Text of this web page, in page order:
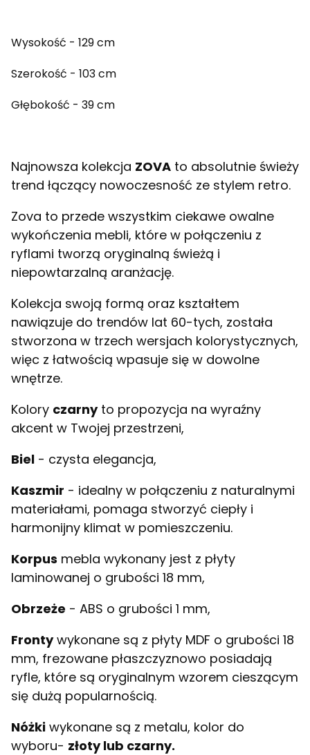
Wysokość - 129 cm
Szerokość - 103 cm
Głębokość - 39 cm
Najnowsza kolekcja ZOVA to absolutnie świeży
trend łączący nowoczesność ze stylem retro.
Zova to przede wszystkim ciekawe owalne
wykończenia mebli, które w połączeniu z
ryflami tworzą oryginalną świeżą i
niepowtarzalną aranżację.
Kolekcja swoją formą oraz kształtem
nawiązuje do trendów lat 60-tych, została
stworzona w trzech wersjach kolorystycznych,
więc z łatwością wpasuje się w dowolne
wnętrze.
Kolory czarnyto propozycja na wyraźny
akcent w Twojej przestrzeni,
Biel - czysta elegancja,
Kaszmir - idealny w połączeniu z naturalnymi
materiałami, pomaga stworzyć ciepły i
harmonijny klimat w pomieszczeniu.
Korpus mebla wykonany jest z płyty
laminowanej o grubości 18 mm,
Obrzeże - ABS o grubości 1 mm,
Frontywykonane są z płyty MDF o grubości 18
mm, frezowane płaszczyznowo posiadają
ryfle, które są oryginalnym wzorem cieszącym
się dużą popularnością.
Nóżki wykonane są z metalu, kolor do
wyboru- złoty lub czarny.